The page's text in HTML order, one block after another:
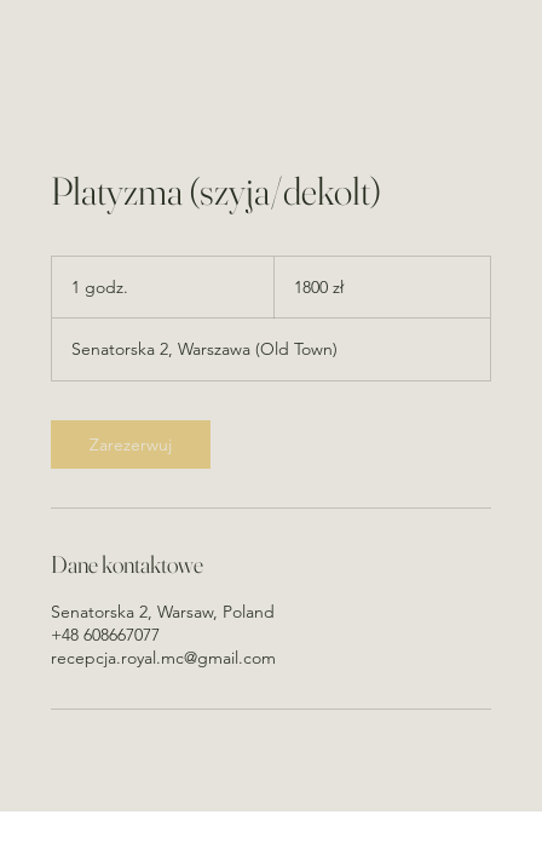
Platyzma (szyja/dekolt)
1 godz.
d
z
polskich
1800 zł
Senatorska 2, Warszawa (Old Town)
Zarezerwuj
Dane kontaktowe
Senatorska 2, Warsaw, Poland
+48 608667077
recepcja.royal.mc@gmail.com